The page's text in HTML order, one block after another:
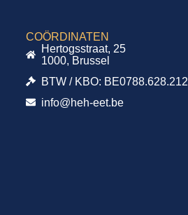
COÖRDINATEN
Hertogsstraat, 25
1000, Brussel
BTW / KBO: BE0788.628.212
info@heh-eet.be